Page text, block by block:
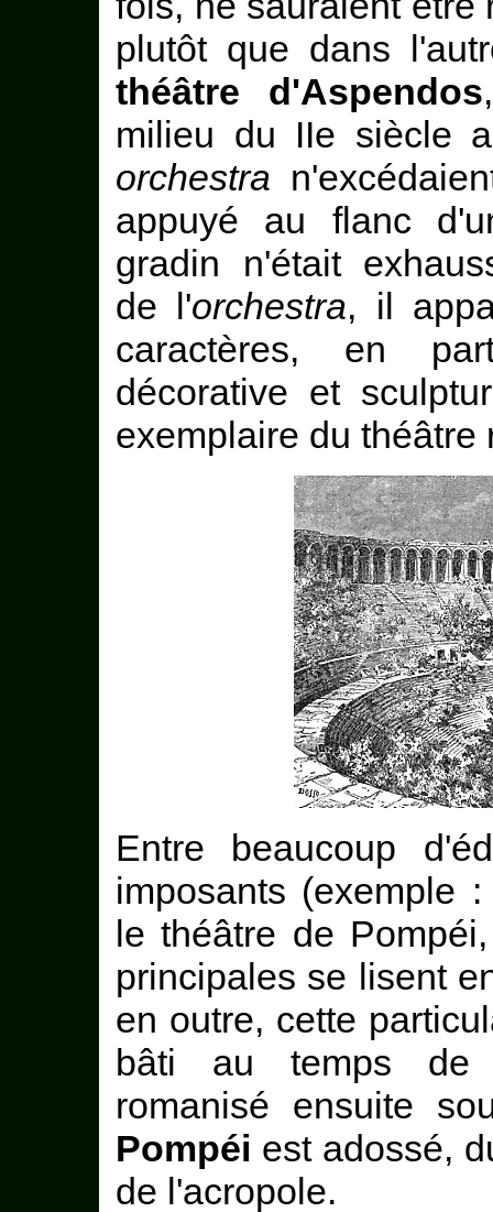
plutôt que dans
théâtre d'Aspendos
milieu du IIe siècle
orchestra
appuyé au flanc
gradin n'était
de l'orchestra, il
caractères, en
décorative et
exemplaire du théâtre
Entre beaucoup
imposants (exemple
le théâtre de
principales se lisent
en outre, cette
bâti au temps de
romanisé ensuite
Pompéi est adossé,
de l'acropole.